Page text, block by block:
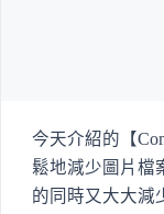
今天介紹的【
鬆地減少圖片檔
的同時又大大減